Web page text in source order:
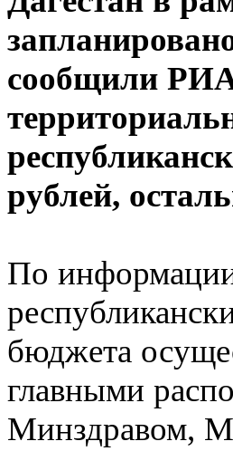
сообщили РИА
рублей,
По информации
бюджета
главными
Минздравом,